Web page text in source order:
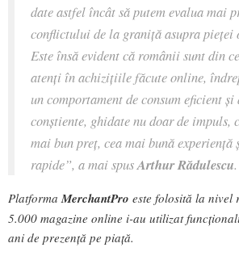
date astfel încât să putem evalua mai
conflictului de la graniță asupra pieței
Este însă evident că românii sunt din
atenți în achizițiile făcute online,
un comportament de consum eficient
conștiente, ghidate nu doar de impuls,
mai bun preț, cea mai bună
rapide”, a mai spusArthur Rădulescu.
PlatformaMerchantPro este folosită la nivel
5.000 magazine online i-au utilizat
ani de prezență pe piață.